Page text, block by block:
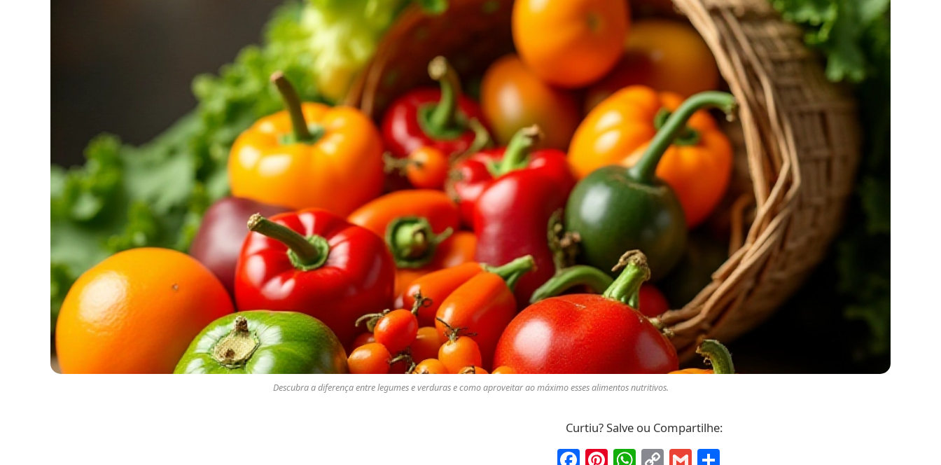
Descubra a diferença entre legumes e verduras e como aproveitar ao máximo esses alimentos nutritivos.
Curtiu? Salve ou Compartilhe: